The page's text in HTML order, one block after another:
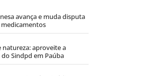
avança e muda disputa
natureza: aproveite a
Sindpd em Paúba